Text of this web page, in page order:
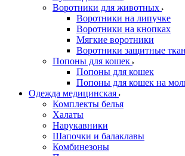
Воротники для животных
Воротники на липучке
Воротники на кнопках
Мягкие воротники
Воротники защитные
Попоны для кошек
Попоны для кошек
Попоны для кошек на
Одежда медицинская
Комплекты белья
Халаты
Нарукавники
Шапочки и балаклавы
Комбинезоны